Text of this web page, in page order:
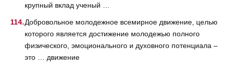
крупный вклад ученый …
Добровольное молодежное всемирное движение, целью
которого является достижение молодежью полного
физического, эмоционального и духовного потенциала –
это … движение